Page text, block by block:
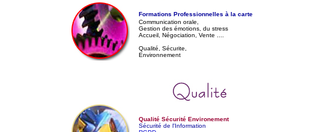
Formations Professionnelles à la carte
Communication orale,
Gestion des émotions, du stress
Accueil, Négociation, Vente
Qualité, Sécurite,
Environnement
Qualité Sécurité Environement
Sécurité de l'Information